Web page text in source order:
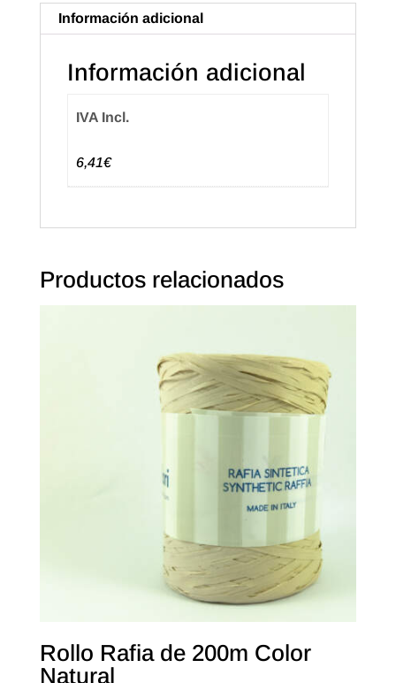
Colores
surtidos.
(100u.)
cantidad
Información adicional
Información adicional
IVA Incl.
6,41€
Productos relacionados
Rollo Rafia de 200m Color
Natural